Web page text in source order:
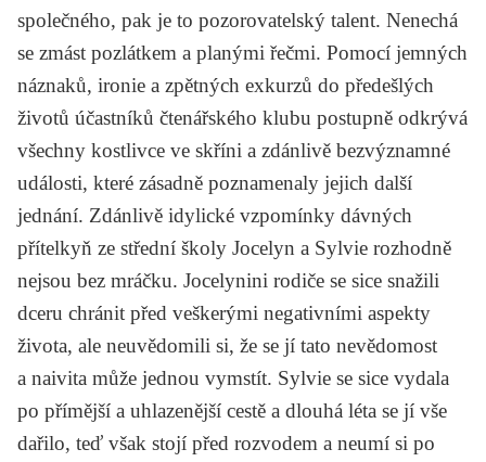
společného, pak je to pozorovatelský talent. Nenechá
se zmást pozlátkem a planými řečmi. Pomocí jemných
náznaků, ironie a zpětných exkurzů do předešlých
životů účastníků čtenářského klubu postupně odkrývá
všechny kostlivce ve skříni a zdánlivě bezvýznamné
události, které zásadně poznamenaly jejich další
jednání. Zdánlivě idylické vzpomínky dávných
přítelkyň ze střední školy Jocelyn a Sylvie rozhodně
nejsou bez mráčku. Jocelynini rodiče se sice snažili
dceru chránit před veškerými negativními aspekty
života, ale neuvědomili si, že se jí tato nevědomost
a naivita může jednou vymstít. Sylvie se sice vydala
po přímější a uhlazenější cestě a dlouhá léta se jí vše
dařilo, teď však stojí před rozvodem a neumí si po